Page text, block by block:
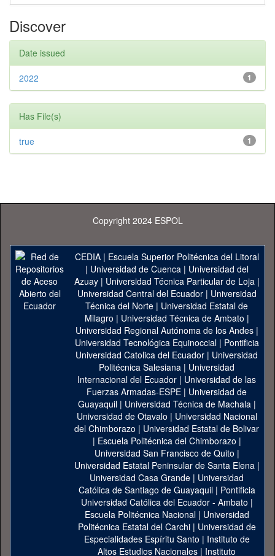
Discover
Date issued
1
2022
Has File(s)
1
true
Copyright 2024 ESPOL
CEDIA| Escuela Superior Politécnica del Litoral
| Universidad de Cuenca| Universidad del
Azuay| Universidad Técnica Particular de Loja|
Universidad Central del Ecuador| Universidad
Técnica del Norte | Universidad Estatal de
Milagro | Universidad Técnica de Ambato |
Universidad Regional Autónoma de los Andes|
Universidad Tecnológica Equinoccial| Pontificia
Universidad Catolica del Ecuador | Universidad
Politécnica Salesiana | Universidad
Internacional del Ecuador | Universidad de las
Fuerzas Armadas-ESPE | Universidad de
Guayaquil| Universidad Técnica de Machala|
Universidad de Otavalo | Universidad Nacional
del Chimborazo | Universidad Estatal de Bolivar
| Escuela Politécnica del Chimborazo |
Universidad San Francisco de Quito |
Universidad Estatal Peninsular de Santa Elena|
Universidad Casa Grande | Universidad
Católica de Santiago de Guayaquil| Pontificia
Universidad Católica del Ecuador - Ambato |
Escuela Politécnica Nacional| Universidad
Politécnica Estatal del Carchi| Universidad de
Especialidades Espíritu Santo | Instituto de
Altos Estudios Nacionales | Instituto